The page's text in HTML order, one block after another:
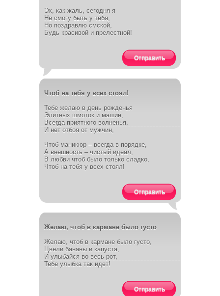
Эх, как жаль, сегодня я
Не смогу быть у тебя,
Но поздравлю смской,
Будь красивой и прелестной!
Отправить
Чтоб на тебя у всех стоял!
Тебе желаю в день рожденья
Элитных шмоток и машин,
Всегда приятного волненья,
И нет отбоя от мужчин,
Чтоб маникюр – всегда в порядке,
А внешность – чистый идеал,
В любви чтоб было только сладко,
Чтоб на тебя у всех стоял!
Отправить
Желаю, чтоб в кармане было густо
Желаю, чтоб в кармане было густо,
Цвели бананы и капуста,
И улыбайся во весь рот,
Тебе улыбка так идет!
Отправить